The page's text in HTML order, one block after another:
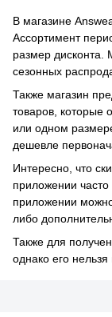
В магазине
Ассортимент
размер дисконта.
сезонных
Также магазин
товаров, которые
или одном
дешевле
Интересно, что
приложении
приложении
либо
Также для
однако его